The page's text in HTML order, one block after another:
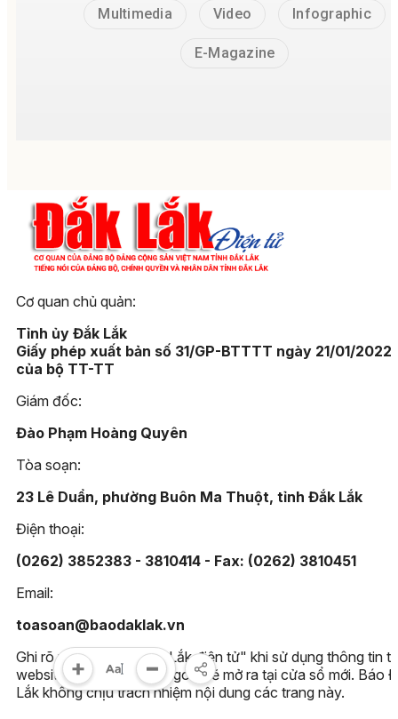
Multimedia Video Infographic
E-Magazine
Cơ quan chủ quản:
Tỉnh ủy Đắk Lắk
Giấy phép xuất bản số 31/GP-BTTTT ngày 21/01/2022
của bộ TT-TT
Giám đốc:
Đào Phạm Hoàng Quyên
Tòa soạn:
23 Lê Duẩn, phường Buôn Ma Thuột, tỉnh Đắk Lắk
Điện thoại:
(0262) 3852383 - 3810414 - Fax: (0262) 3810451
Email:
toasoan@baodaklak.vn
Ghi rõ nguồn "Báo Đắk Lắk điện tử" khi sử dụng thông tin
website này. Các trang ngoài sẽ mở ra tại cửa sổ mới. Báo
Lắk không chịu trách nhiệm nội dung các trang này.